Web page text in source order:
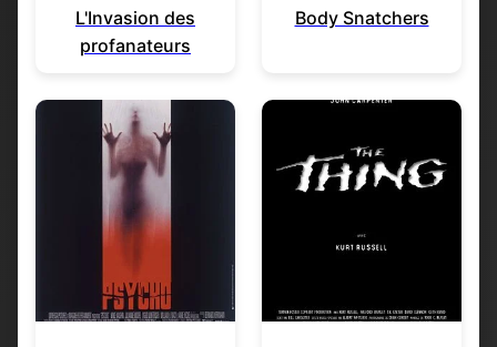
L'Invasion des
profanateurs
Body Snatchers